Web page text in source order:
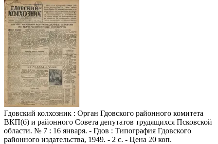
Гдовский колхозник : Орган Гдовского районного комитета
ВКП(б) и районного Совета депутатов трудящихся Псковской
области. № 7 : 16 января. - Гдов : Типография Гдовского
районного издательства, 1949. - 2 с. - Цена 20 коп.